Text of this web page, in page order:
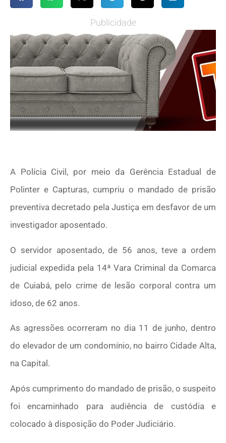
Publicidade
A Polícia Civil, por meio da Gerência Estadual de
Polinter e Capturas, cumpriu o mandado de prisão
preventiva decretado pela Justiça em desfavor de um
investigador aposentado.
O servidor aposentado, de 56 anos, teve a ordem
judicial expedida pela 14ª Vara Criminal da Comarca
de Cuiabá, pelo crime de lesão corporal contra um
idoso, de 62 anos.
As agressões ocorreram no dia 11 de junho, dentro
do elevador de um condomínio, no bairro Cidade Alta,
na Capital.
Após cumprimento do mandado de prisão, o suspeito
foi encaminhado para audiência de custódia e
colocado à disposição do Poder Judiciário.